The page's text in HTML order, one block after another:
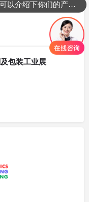
包装工业展
可以介绍下你们的产品么